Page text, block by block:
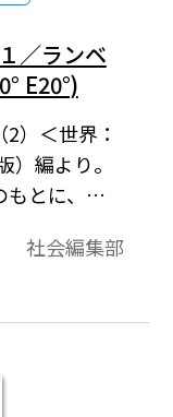
／ランベ
E20°)
）＜世界：
編より。
とに、高
で，自由に
社会編集部